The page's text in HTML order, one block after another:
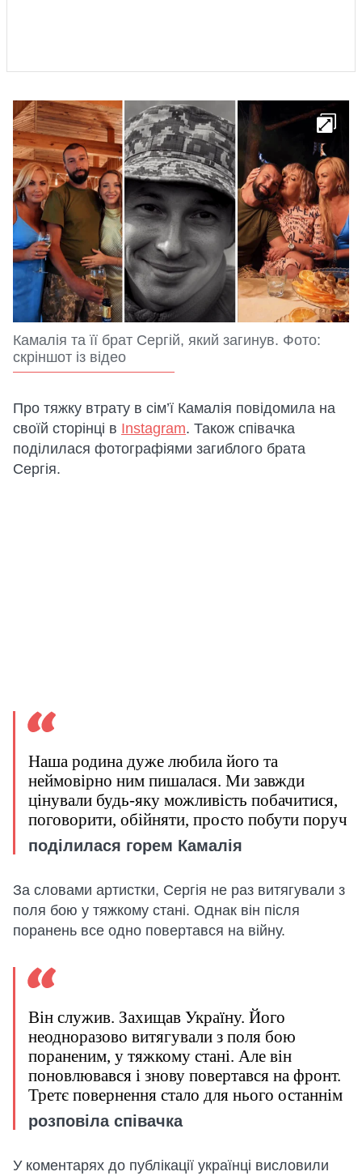
Камалія та її брат Сергій, який загинув. Фото:
скріншот із відео
Про тяжку втрату в сім’ї Камалія повідомила на
своїй сторінці в Instagram. Також співачка
поділилася фотографіями загиблого брата
Сергія.
Наша родина дуже любила його та
неймовірно ним пишалася. Ми завжди
цінували будь-яку можливість побачитися,
поговорити, обійняти, просто побути поруч
поділилася горем Камалія
За словами артистки, Сергія не раз витягували з
поля бою у тяжкому стані. Однак він після
поранень все одно повертався на війну.
Він служив. Захищав Україну. Його
неодноразово витягували з поля бою
пораненим, у тяжкому стані. Але він
поновлювався і знову повертався на фронт.
Третє повернення стало для нього останнім
розповіла співачка
У коментарях до публікації українці висловили